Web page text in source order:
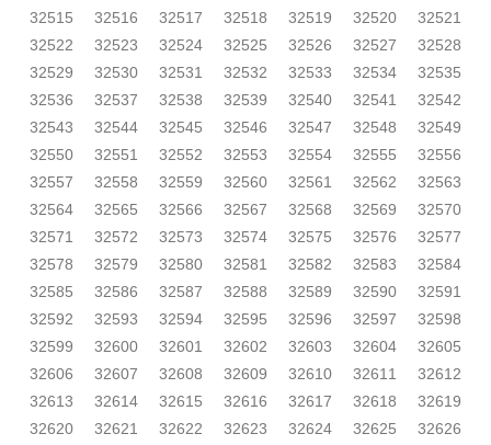
32515
32516 32517 32518 32519 32520
32521
32522
32523 32524 32525 32526 32527
32528
32529
32530 32531 32532 32533 32534
32535
32536
32537 32538 32539 32540 32541
32542
32543
32544 32545 32546 32547 32548
32549
32550
32551 32552 32553 32554 32555
32556
32557
32558 32559 32560 32561 32562
32563
32564
32565 32566 32567 32568 32569
32570
32571
32572 32573 32574 32575 32576
32577
32578
32579 32580 32581 32582 32583
32584
32585
32586 32587 32588 32589 32590
32591
32592
32593 32594 32595 32596 32597
32598
32599
32600 32601 32602 32603 32604
32605
32606
32607 32608 32609 32610 32611
32612
32613
32614 32615 32616 32617 32618
32619
32620
32621 32622 32623 32624 32625
32626